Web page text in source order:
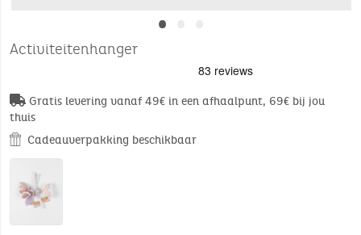
•
Activiteitenhanger
Gratis levering vanaf 49€ in een afhaalpunt, 69€ bij jou
thuis
Cadeauverpakking beschikbaar